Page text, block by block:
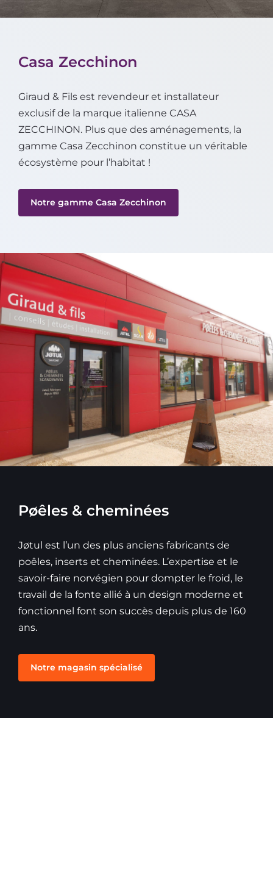
Casa Zecchinon
Giraud & Fils est revendeur et installateur
exclusif de la marque italienne CASA
ZECCHINON. Plus que des aménagements, la
gamme Casa Zecchinon constitue un véritable
écosystème pour l’habitat !
Notre gamme Casa Zecchinon
Pøêles & cheminées
Jøtul est l’un des plus anciens fabricants de
poêles, inserts et cheminées. L’expertise et le
savoir-faire norvégien pour dompter le froid, le
travail de la fonte allié à un design moderne et
fonctionnel font son succès depuis plus de 160
ans.
Notre magasin spécialisé